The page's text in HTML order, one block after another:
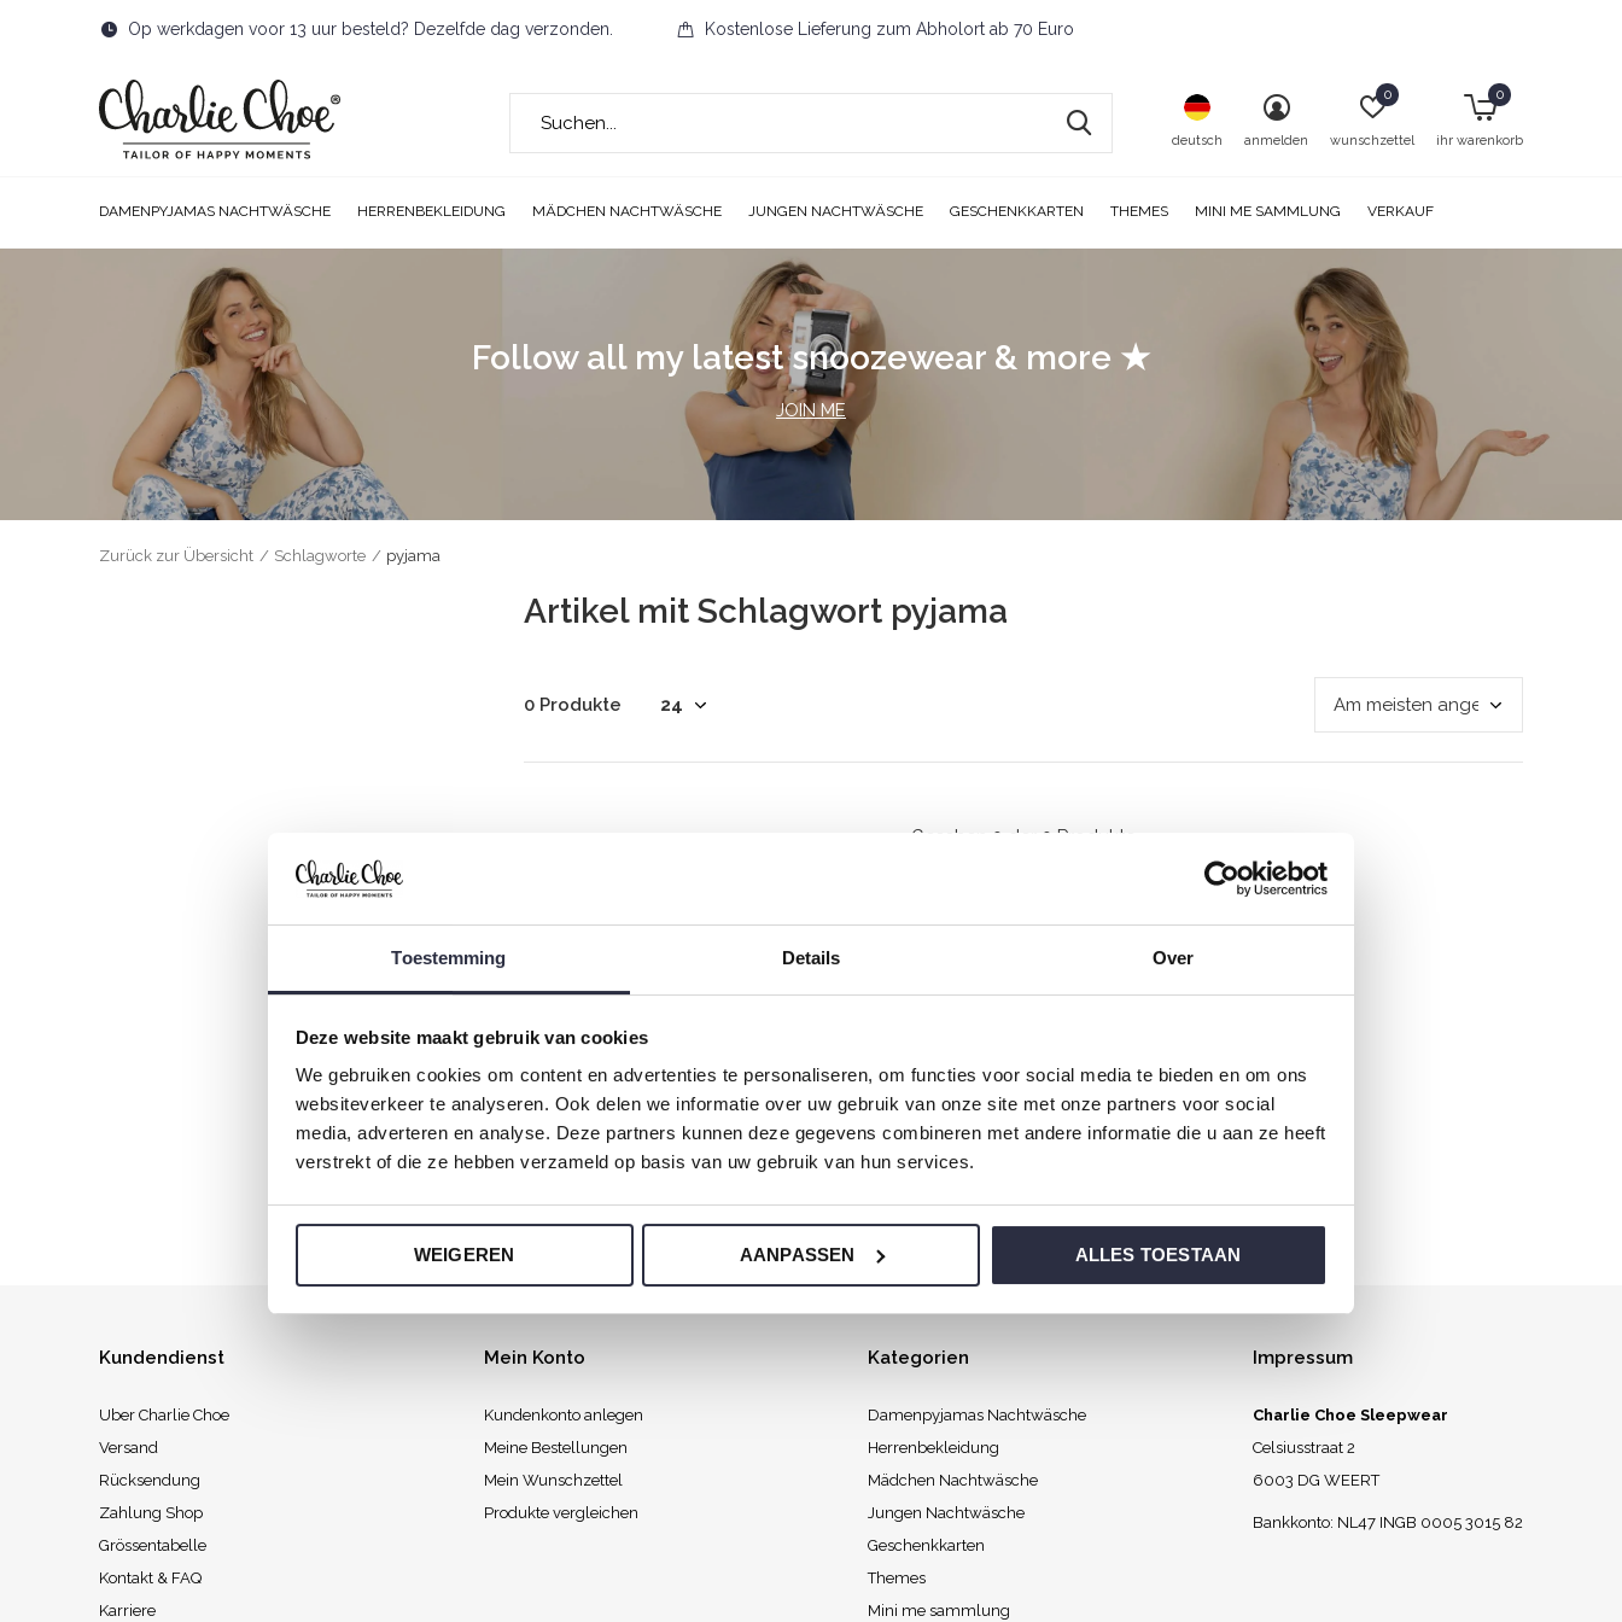
Toestemming Details Over
Deze website maakt gebruik van cookies
We gebruiken cookies om content en advertenties te personaliseren, om functies voor social media te bieden en om ons
websiteverkeer te analyseren. Ook delen we informatie over uw gebruik van onze site met onze partners voor social
media, adverteren en analyse. Deze partners kunnen deze gegevens combineren met andere informatie die u aan ze heeft
verstrekt of die ze hebben verzameld op basis van uw gebruik van hun services.
WEIGEREN AANPASSEN ALLES TOESTAAN
DAMENPYJAMAS NACHTWÄSCHE HERRENBEKLEIDUNG MÄDCHEN NACHTWÄSCHE JUNGEN NACHTWÄSCHE GESCHENKKARTEN THEMES MINI ME SAMMLUNG VERKAUF
deutsch anmelden wunschzettel
0
ihr warenkorb
0
Op werkdagen voor 13 uur besteld? Dezelfde dag verzonden. Kostenlose Lieferung zum Abholort ab 70 Euro
Follow all my latest snoozewear & more ★
JOIN ME
Zurück zur Übersicht Schlagworte pyjama
Artikel mit Schlagwort pyjama
0 Produkte
Gesehen 0 der 0 Produkte
Jeden Sonntagmorgen mit Liebe gemacht, damit Sie mit einem guten Gefühl aufwachen.
Kundendienst
Uber Charlie Choe
Versand
Rücksendung
Zahlung Shop
Grössentabelle
Kontakt & FAQ
Karriere
Mein Konto
Kundenkonto anlegen
Meine Bestellungen
Mein Wunschzettel
Produkte vergleichen
Kategorien
Damenpyjamas Nachtwäsche
Herrenbekleidung
Mädchen Nachtwäsche
Jungen Nachtwäsche
Geschenkkarten
Themes
Mini me sammlung
Impressum
Charlie Choe Sleepwear
Celsiusstraat 2
6003 DG WEERT
Bankkonto: NL47 INGB 0005 3015 82